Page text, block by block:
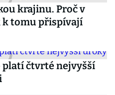
krajinu. Proč v
k tomu přispívají
platí čtvrté nejvyšší